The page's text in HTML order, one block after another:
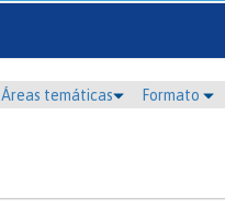
Áreas temáticas Formato